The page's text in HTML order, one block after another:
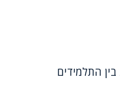
בין התלמידים